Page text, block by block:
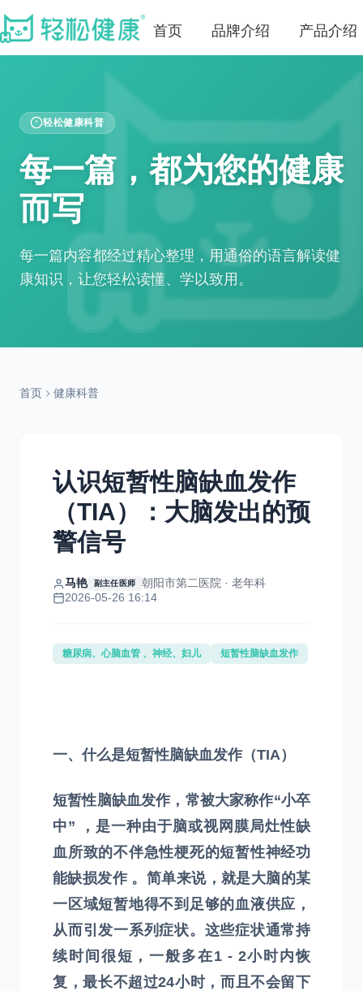
首页 品牌介绍 产品介绍
轻松健康科普
每一篇，都为您的健康
而写
每一篇内容都经过精心整理，用通俗的语言解读健
康知识，让您轻松读懂、学以致用。
首页 健康科普
认识短暂性脑缺血发作
（TIA）：大脑发出的预
警信号
马艳 副主任医师
朝阳市第二医院 · 老年科
2026-05-26 16:14
糖尿病、心脑血管 、神经、妇儿 短暂性脑缺血发作
一、什么是短暂性脑缺血发作（TIA）
短暂性脑缺血发作，常被大家称作“小卒
中” ，是一种由于脑或视网膜局灶性缺
血所致的不伴急性梗死的短暂性神经功
能缺损发作 。简单来说，就是大脑的某
一区域短暂地得不到足够的血液供应，
从而引发一系列症状。这些症状通常持
续时间很短，一般多在1 - 2小时内恢
复，最长不超过24小时，而且不会留下